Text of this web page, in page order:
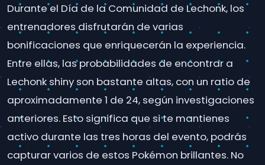
Durante el Día de la Comunidad de Lechonk, los
entrenadores disfrutarán de varias
bonificaciones que enriquecerán la experiencia.
Entre ellas, las probabilidades de encontrar a
Lechonk shiny son bastante altas, con un ratio de
aproximadamente 1 de 24, según investigaciones
anteriores. Esto significa que si te mantienes
activo durante las tres horas del evento, podrás
capturar varios de estos Pokémon brillantes. No